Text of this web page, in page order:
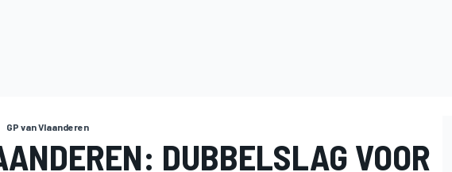
GP van Vlaanderen
DUBBELSLAG VOOR